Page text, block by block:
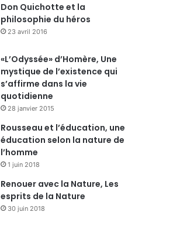
Don Quichotte et la
philosophie du héros
23 avril 2016
«L’Odyssée» d’Homère, Une
mystique de l’existence qui
s’affirme dans la vie
quotidienne
28 janvier 2015
Rousseau et l’éducation, une
éducation selon la nature de
l’homme
1 juin 2018
Renouer avec la Nature, Les
esprits de la Nature
30 juin 2018